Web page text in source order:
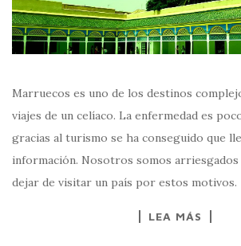
Marruecos es uno de los destinos
viajes de un celíaco. La enfermedad es
gracias al turismo se ha conseguido que
información. Nosotros somos arriesgados
dejar de visitar un país por estos motivos.
LEA MÁS